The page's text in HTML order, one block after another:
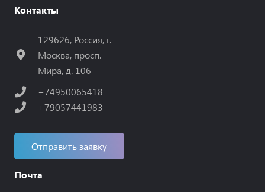
Контакты
129626, Россия, г.
Москва, просп.
Мира, д. 106
+74950065418
+79057441983
Отправить заявку
Почта